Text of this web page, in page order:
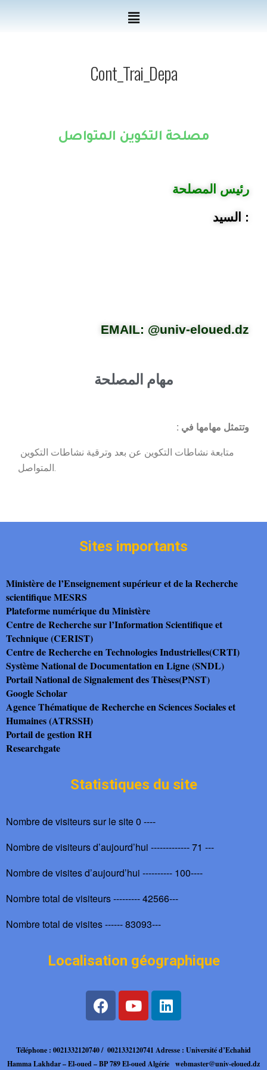
Cont_Trai_Depa
مصلحة التكوين المتواصل
رئيس المصلحة
السيد :
EMAIL: @univ-eloued.dz
مهام المصلحة
وتتمثل مهامها في :
المتواصل.
Sites importants
Ministère de l’Enseignement supérieur et de la Recherche
scientifique MESRS
Plateforme numérique du Ministère
Centre de Recherche sur l’Information Scientifique et
Technique (CERIST)
Centre de Recherche en Technologies Industrielles(CRTI)
Système National de Documentation en Ligne (SNDL)
Portail National de Signalement des Thèses(PNST)
Google Scholar
Agence Thématique de Recherche en Sciences Sociales et
Humaines (ATRSSH)
Portail de gestion RH
Researchgate
Statistiques du site
Nombre de visiteurs sur le site 0 ----
Nombre de visiteurs d’aujourd’hui ------------- 71 ---
Nombre de visites d’aujourd’hui ---------- 100----
Nombre total de visiteurs --------- 42566---
Nombre total de visites ------ 83093---
Localisation géographique
Téléphone : 0021332120740 / 0021332120741 Adresse : Université d’Echahid
Hamma Lakhdar – El-oued – BP 789 El-oued Algérie webmaster@univ-eloued.dz